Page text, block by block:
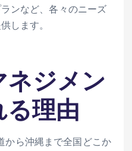
ンなど、各々のニーズ
します。
ネジメン
る理由
から沖縄まで全国どこか